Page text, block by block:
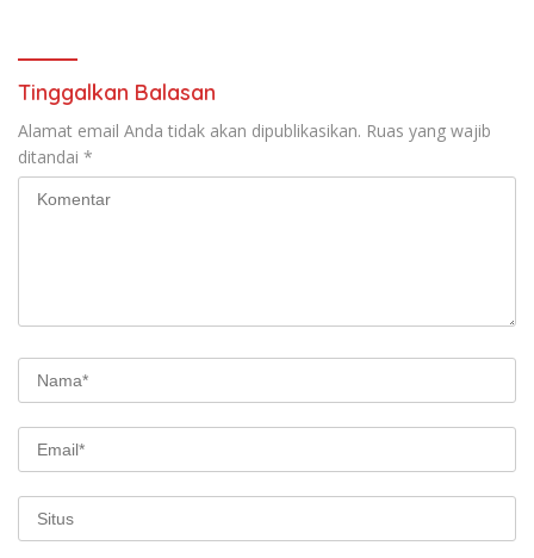
Tinggalkan Balasan
Alamat email Anda tidak akan dipublikasikan. Ruas yang wajib
ditandai *